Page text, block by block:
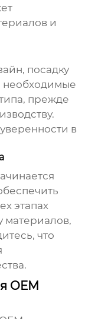
и
посадку
необходимые
прежде
в
этапах
материалов,
что
OEM